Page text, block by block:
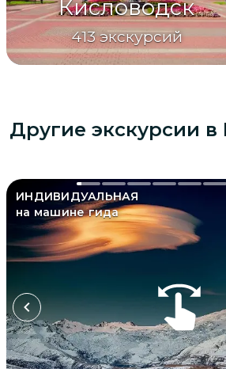
Кисловодск
413 экскурсий
Другие экскурсии в
ИНДИВИДУАЛЬНАЯ
на машине гида